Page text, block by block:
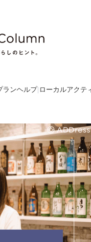
ランヘルプ| ローカルアクテ